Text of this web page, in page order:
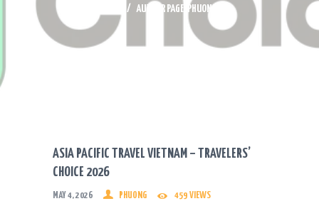
AUTHOR PAGE: PHUONG
ASIA PACIFIC TRAVEL VIETNAM – TRAVELERS’
CHOICE 2026
MAY 4, 2026 PHUONG 459 VIEWS